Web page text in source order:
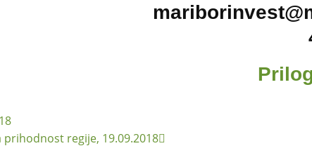
regije, 19.09.2018